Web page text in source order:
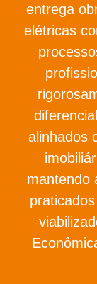
entrega
elétricas
alinhados
mantendo